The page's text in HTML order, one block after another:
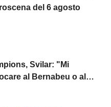
del 6 agosto
Svilar: "Mi
al Bernabeu o al